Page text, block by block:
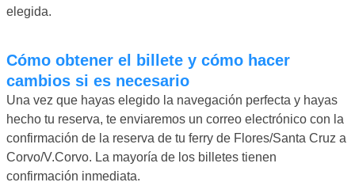
elegida.
Cómo obtener el billete y cómo hacer
cambios si es necesario
Una vez que hayas elegido la navegación perfecta y hayas
hecho tu reserva, te enviaremos un correo electrónico con la
confirmación de la reserva de tu ferry de Flores/Santa Cruz a
Corvo/V.Corvo. La mayoría de los billetes tienen
confirmación inmediata.